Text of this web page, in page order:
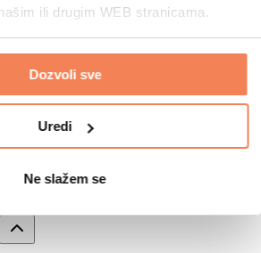
ili drugim WEB stranicama.
Dozvoli sve
Uredi
Ne slažem se